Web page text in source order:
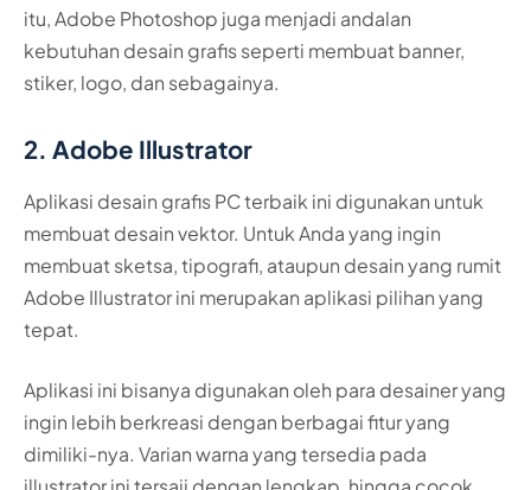
itu, Adobe Photoshop juga menjadi andalan
kebutuhan desain grafis seperti membuat banner,
stiker, logo, dan sebagainya.
2. Adobe Illustrator
Aplikasi desain grafis PC terbaik ini digunakan untuk
membuat desain vektor. Untuk Anda yang ingin
membuat sketsa, tipografi, ataupun desain yang rumit
Adobe Illustrator ini merupakan aplikasi pilihan yang
tepat.
Aplikasi ini bisanya digunakan oleh para desainer yang
ingin lebih berkreasi dengan berbagai fitur yang
dimiliki-nya. Varian warna yang tersedia pada